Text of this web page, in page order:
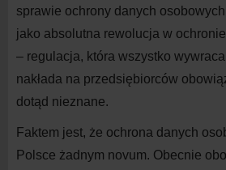
sprawie ochrony danych
jako absolutna rewolucja w
– regulacja, która wszystko
nakłada na przedsiębiorców
dotąd nieznane.
Faktem jest, że ochrona danych
Polsce żadnym novum. Obecnie